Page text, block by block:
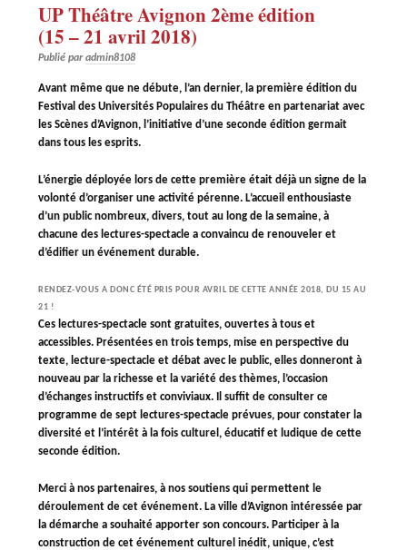
UP Théâtre Avignon 2ème édition
(15 – 21 avril 2018)
Publié paradmin8108
Avant même que ne débute, l’an dernier, la première édition du
Festival des Universités Populaires du Théâtre en partenariat avec
les Scènes d’Avignon, l’initiative d’une seconde édition germait
dans tous les esprits.
L’énergie déployée lors de cette première était déjà un signe de la
volonté d’organiser une activité pérenne. L’accueil enthousiaste
d’un public nombreux, divers, tout au long de la semaine, à
chacune des lectures-spectacle a convaincu de renouveler et
d’édiﬁer un événement durable.
RENDEZ-VOUS A DONC ÉTÉ PRIS POUR AVRIL DE CETTE ANNÉE 2018, DU 15 AU
21 !
Ces lectures-spectacle sont gratuites, ouvertes à tous et
accessibles. Présentées en trois temps, mise en perspective du
texte, lecture-spectacle et débat avec le public, elles donneront à
nouveau par la richesse et la variété des thèmes, l’occasion
d’échanges instructifs et conviviaux. Il suﬃt de consulter ce
programme de sept lectures-spectacle prévues, pour constater la
diversité et l’intérêt à la fois culturel, éducatif et ludique de cette
seconde édition.
Merci à nos partenaires, à nos soutiens qui permettent le
déroulement de cet événement. La ville d’Avignon intéressée par
la démarche a souhaité apporter son concours. Participer à la
construction de cet événement culturel inédit, unique, c’est